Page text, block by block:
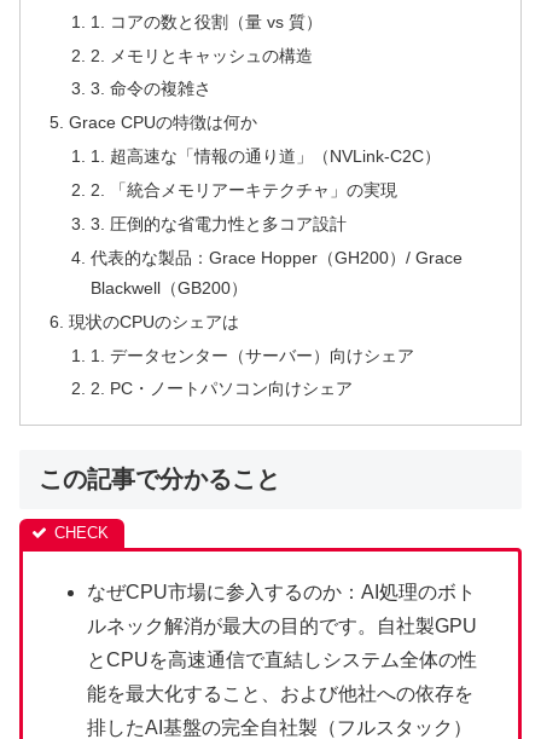
1. コアの数と役割（量 vs 質）
2. メモリとキャッシュの構造
3. 命令の複雑さ
Grace CPUの特徴は何か
1. 超高速な「情報の通り道」（NVLink-C2C）
2. 「統合メモリアーキテクチャ」の実現
3. 圧倒的な省電力性と多コア設計
代表的な製品：Grace Hopper（GH200）/ Grace
Blackwell（GB200）
現状のCPUのシェアは
1. データセンター（サーバー）向けシェア
2. PC・ノートパソコン向けシェア
この記事で分かること
なぜCPU市場に参入するのか：AI処理のボト
ルネック解消が最大の目的です。自社製GPU
とCPUを高速通信で直結しシステム全体の性
能を最大化すること、および他社への依存を
排したAI基盤の完全自社製（フルスタック）